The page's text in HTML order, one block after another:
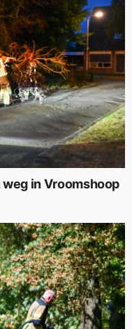
in Vroomshoop